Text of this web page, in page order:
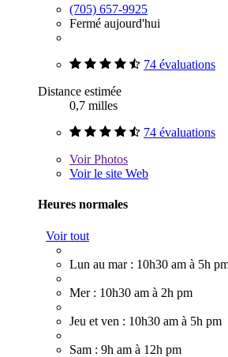
(705) 657-9925
Fermé aujourd'hui
74 évaluations
Distance estimée
0,7 milles
74 évaluations
VoirPhotos
Voir le site Web
Heures normales
Voir tout
Lun au mar : 10h30 am à 5h
Mer : 10h30 am à 2h pm
Jeu et ven : 10h30 am à 5h pm
Sam : 9h am à 12h pm